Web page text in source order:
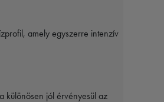
amely egyszerre intenzív
különösen jól érvényesül az